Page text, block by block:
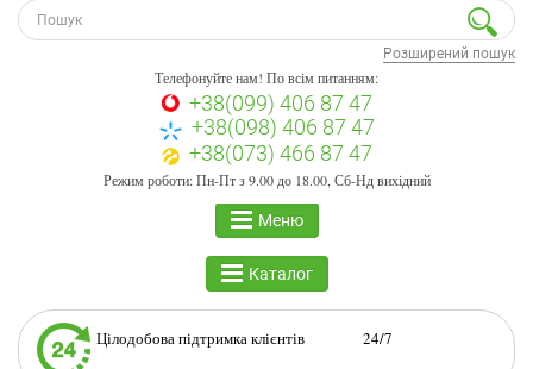
Розширений пошук
Телефонуйте нам! По всім питанням:
+38(099) 406 87 47
+38(098) 406 87 47
+38(073) 466 87 47
Режим роботи: Пн-Пт з 9.00 до 18.00, Сб-Нд вихідний
Меню
Каталог
Цілодобова підтримка клієнтів 24/7